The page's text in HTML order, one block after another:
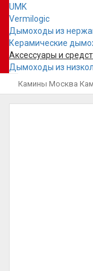
UMK
Vermilogic
Дымоходы из
Керамические
Аксессуары и
Дымоходы из
Камины Москва